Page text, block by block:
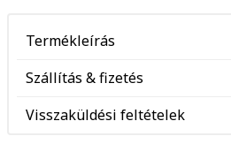
Termékleírás
Szállítás & fizetés
Visszaküldési feltételek